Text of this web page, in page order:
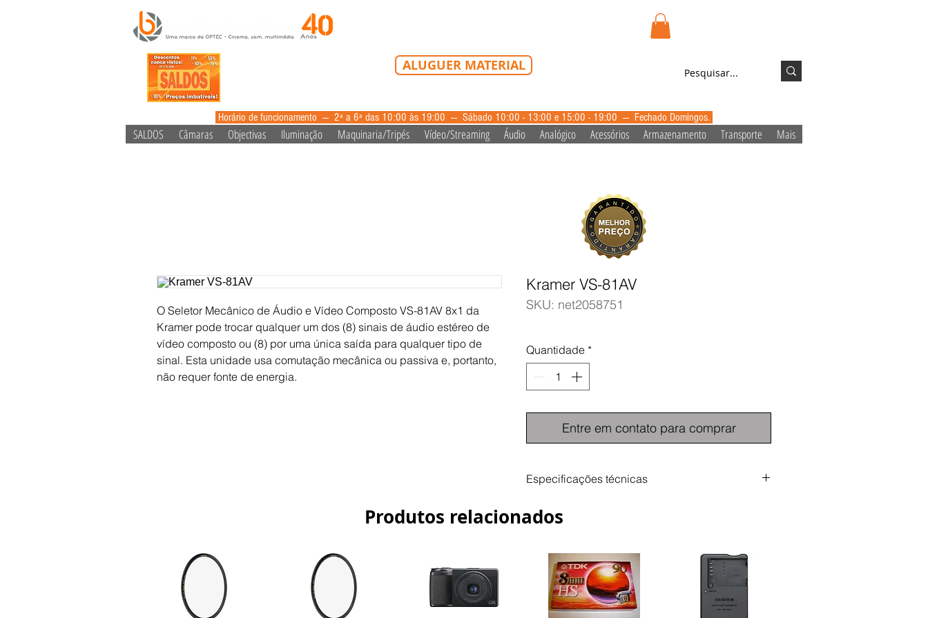
ALUGUER MATERIAL
Horário de funcionamento --- 2ª a 6ª das 10:00 às 19:00 --- Sábado 10:00 - 13:00 e 15:00 - 19:00 --- Fechado Domingos.
SALDOS Câmaras Objectivas Iluminação Maquinaria/Tripés Vídeo/Streaming Áudio Analógico Acessórios Armazenamento Transporte Mais
O Seletor Mecânico de Áudio e Vídeo Composto VS-81AV 8x1 da
Kramer pode trocar qualquer um dos (8) sinais de áudio estéreo de
vídeo composto ou (8) por uma única saída para qualquer tipo de
sinal. Esta unidade usa comutação mecânica ou passiva e, portanto,
não requer fonte de energia.
Kramer VS-81AV
SKU: net2058751
Quantidade *
Entre em contato para comprar
Especificações técnicas
BNC; (8) estéreo de áudio em conectores RCA
-Largura de Banda de Desempenho (-3dB): Vídeo:
400MHz; Áudio: 100kHz; Sistema de Comutação:
Mecânico, break-before-make; -Crosspoints: 1 de 8;
Níveis de sinal: até 3Vpp video + 30dBu audio
Produtos relacionados